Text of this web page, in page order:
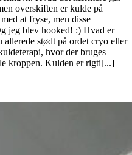
overskiften er kulde på
at fryse, men disse
jeg blev hooked! :) Hvad er
stødt på ordet cryo eller
hvor der bruges
kroppen. Kulden er rigti[...]